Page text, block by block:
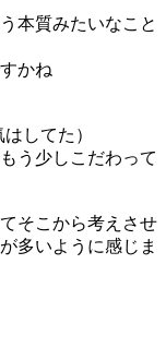
本質みたいなこと
かね
してた）
う少しこだわって
そこから考えさせ
多いように感じま